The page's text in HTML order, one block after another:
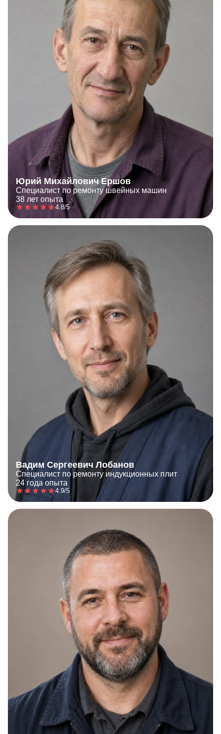
Юрий Михайлович Ершов
Специалист по ремонту швейных машин
38 лет опыта
4.8/5
Вадим Сергеевич Лобанов
Специалист по ремонту индукционных плит
24 года опыта
4.9/5